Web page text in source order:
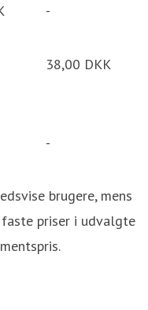
-
38,00 DKK
-
brugere, mens
faste priser i udvalgte